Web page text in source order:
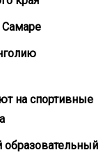
Самаре
на спортивные
образовательный